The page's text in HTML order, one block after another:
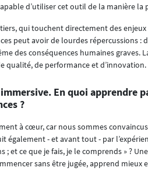
d’utiliser cet outil de la manière la
qui touchent directement des
peut avoir de lourdes répercussions :
des conséquences humaines graves.
qualité, de performance et d’innovation.
En quoi apprendre
?
à cœur, car nous sommes
également - et avant tout - par
; et ce que je fais, je le comprends » ?
sans être jugée, apprend mieux